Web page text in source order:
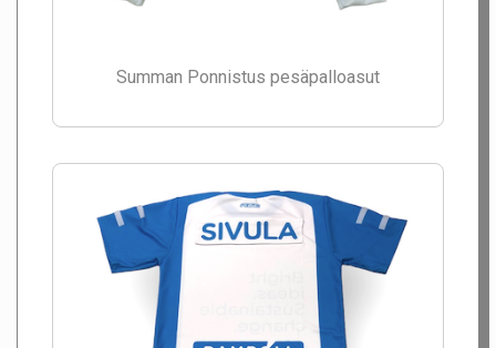
Summan Ponnistus pesäpalloasut